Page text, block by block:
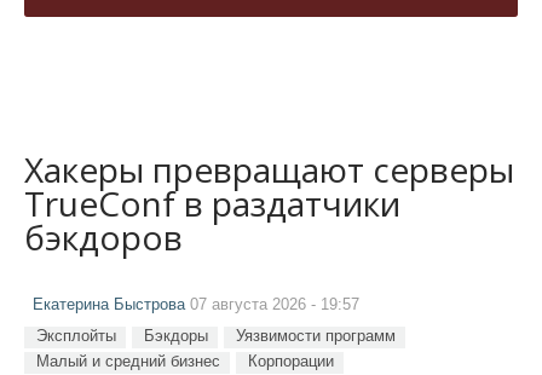
Хакеры превращают серверы
TrueConf в раздатчики
бэкдоров
Екатерина Быстрова 07 августа 2026 - 19:57
Эксплойты Бэкдоры
Уязвимости программ
Малый и средний бизнес
Корпорации